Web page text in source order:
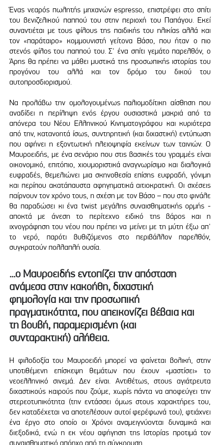
Ένας νεαρός πωλητής μηχανών espresso, επιστρέφει στο σπίτι
του βενιζελικού παππού του στην περιοχή του Παπάγου. Εκεί
συναντιέται με τους φίλους της παιδικής του ηλικίας αλλά και
τον «παράταιρο» κομμουνιστή γείτονα Βάσο, που ήταν ο πιο
στενός φίλος του παππού του. Σ' ένα σπίτι γεμάτο παρελθόν, ο
Άρης θα πρέπει να μάθει μυστικά της προσωπικής ιστορίας του
προγόνου του αλλά και τον δρόμο του δικού του
αυτοπροσδιορισμού.
Να προλάβω την ομολογουμένως παλιομοδίτικη αίσθηση που
αναδίδει η περίληψη ενός έργου ουσιαστικά μακριά από τα
απόνερα του Νέου Ελληνικού Κινηματογράφου και κυριότερα
από την, κατανοητά ίσως, συντηρητική (και διχαστική) εντύπωση
που αφήνει η εξοντωτική πλειοψηφία εκείνων των ταινιών. Ο
Μαυροειδής, με ένα σενάριο που στις βασικές του γραμμές είναι
οικονομικό, επιτόπιο, χιουμοριστικά αναγνωρίσιμο και διαλογικά
ευφραδές, θεμελιώνει μια σκηνοθεσία επίσης ευφραδή, γόνιμη
και περίπου ακατάπαυστα αφηγηματικά αιτιοκρατική. Οι σχέσεις
παίρνουν τον χρόνο τους, η σχέση με τον Βάσο – που στο φινάλε
θα παραδώσει κι ένα twist μεγάλης συναισθηματικής ορμής -
αποκτά με άνεση το περίτεχνο ειδικό της βάρος και η
ιχνογράφηση του νέου που πρέπει να μείνει με τη μύτη έξω απ'
το νερό, παρότι βυθιζόμενος στο περιβάλλον παρελθόν,
συγκρατούν πολλαπλή ουσία.
...ο Μαυροειδής εντοπίζει την απόσταση
ανάμεσα στην κακοήθη, διχαστική
φημολογία και την προσωπική
πραγματικότητα, που απεικονίζει βέβαια και
τη βουβή, παραμερισμένη (και
συνταρακτική) αλήθεια.
Η φιλοδοξία του Μαυροειδή μπορεί να φαίνεται βολική, στην
υποτιθέμενη επίσκεψη θεμάτων που έχουν «μαστίσει» το
νεοελληνικό σινεμά. Δεν είναι. Αντιθέτως, στους αγιάτρευτα
διχαστικούς καιρούς που ζούμε, χωρίς πάντα να αποφεύγει την
στερεοτυπικότητα (την εντάσσει όμως στους χαρακτήρες του,
δεν καταδέχεται να αποτελέσουν αυτοί φερέφωνά του), φτιάχνει
ένα έργο στο οποίο οι Χρόνοι αναμειγνύονται δυναμικά και
διεξοδικά, ενώ η εκ νέου αφήγηση της Ιστορίας προτιμά τον
συναισθηματικό απόηχο από τη σύγκρουση.